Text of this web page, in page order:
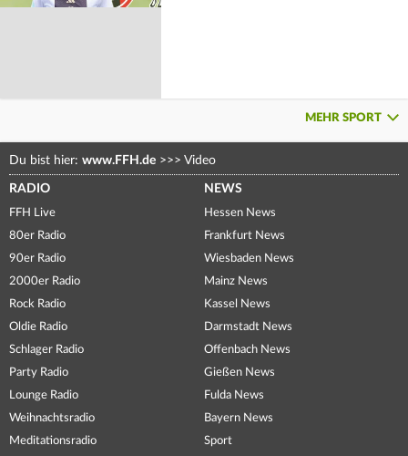
MEHR SPORT
Du bist hier: www.FFH.de >>> Video
RADIO
FFH Live
80er Radio
90er Radio
2000er Radio
Rock Radio
Oldie Radio
Schlager Radio
Party Radio
Lounge Radio
Weihnachtsradio
Meditationsradio
NEWS
Hessen News
Frankfurt News
Wiesbaden News
Mainz News
Kassel News
Darmstadt News
Offenbach News
Gießen News
Fulda News
Bayern News
Sport